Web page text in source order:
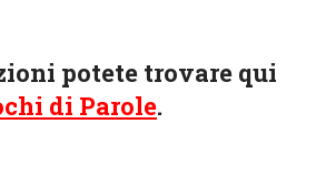
potete trovare qui
di Parole.